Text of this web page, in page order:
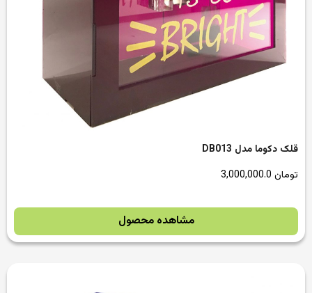
قلک دکوما مدل DB013
تومان
مشاهده محصول